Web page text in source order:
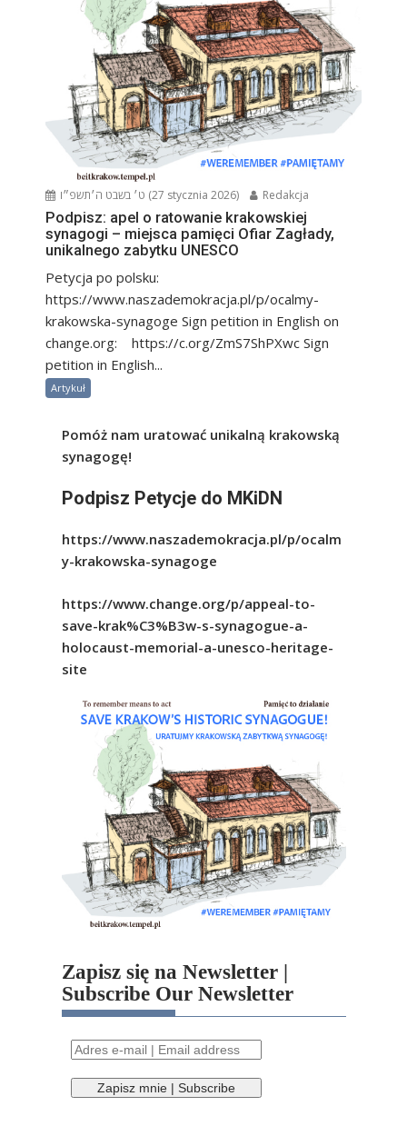
ט׳ בשבט ה׳תשפ״ו (27 stycznia 2026) Redakcja
Podpisz: apel o ratowanie krakowskiej
synagogi – miejsca pamięci Ofiar Zagłady,
unikalnego zabytku UNESCO
Petycja po polsku:
https://www.naszademokracja.pl/p/ocalmy-
krakowska-synagoge Sign petition in English on
change.org: https://c.org/ZmS7ShPXwc Sign
petition in English...
Artykuł
Pomóż nam uratować unikalną krakowską
synagogę!
Podpisz Petycje do MKiDN
https://www.naszademokracja.pl/p/ocalm
y-krakowska-synagoge
https://www.change.org/p/appeal-to-
save-krak%C3%B3w-s-synagogue-a-
holocaust-memorial-a-unesco-heritage-
site
Zapisz się na Newsletter |
Subscribe Our Newsletter